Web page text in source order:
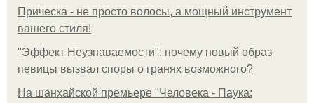
Прическа - не просто волосы, а мощный инструмент
вашего стиля!
"Эффект Неузнаваемости": почему новый образ
певицы вызвал споры о гранях возможного?
На шанхайской премьере "Человека - Паука: